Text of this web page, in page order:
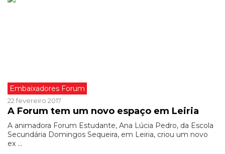
Embaixadores Forum
22 fevereiro 2017
A Forum tem um novo espaço em Leiria
A animadora Forum Estudante, Ana Lúcia Pedro, da Escola
Secundária Domingos Sequeira, em Leiria, criou um novo
ex ...